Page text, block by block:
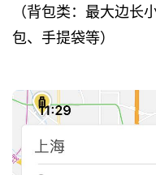
（背包类：最大边长
包、手提袋等）